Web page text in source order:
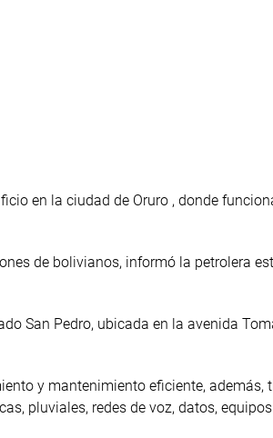
en la ciudad de Oruro , donde
de bolivianos, informó la petrolera
San Pedro, ubicada en la avenida
y mantenimiento eficiente, además,
pluviales, redes de voz, datos,